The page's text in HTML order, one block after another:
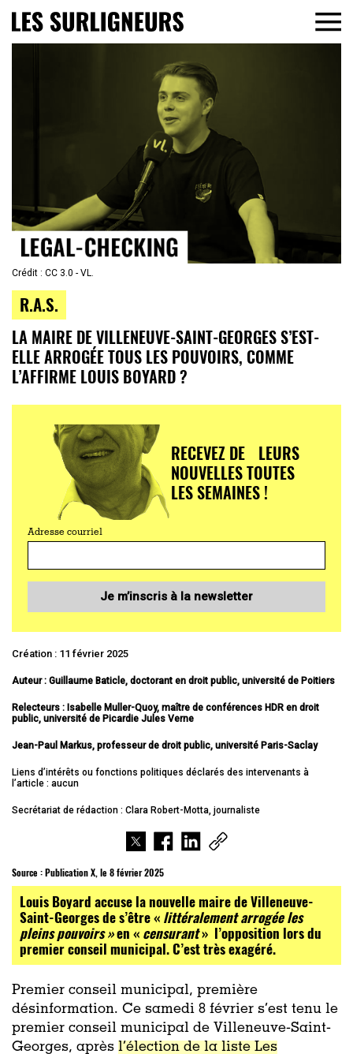
Crédit : CC 3.0 - VL.
R.A.S.
LA MAIRE DE VILLENEUVE-SAINT-GEORGES S’EST-
ELLE ARROGÉE TOUS LES POUVOIRS, COMME
L’AFFIRME LOUIS BOYARD ?
RECEVEZ DE LEURS
NOUVELLES TOUTES
LES SEMAINES !
Adresse courriel
Je m’inscris à la newsletter
Création : 11 février 2025
Auteur : Guillaume Baticle, doctorant en droit public, université de Poitiers
Relecteurs : Isabelle Muller-Quoy, maître de conférences HDR en droit
public, université de Picardie Jules Verne
Jean-Paul Markus, professeur de droit public, université Paris-Saclay
Liens d’intérêts ou fonctions politiques déclarés des intervenants à
l’article : aucun
Secrétariat de rédaction : Clara Robert-Motta, journaliste
Source :Publication X, le 8 février 2025
Louis Boyard accuse la nouvelle maire de Villeneuve-
Saint-Georgesde s’être « littéralement arrogée les
pleins pouvoirs »en « censurant» l’opposition lors du
premier conseil municipal. C’est très exagéré.
Premier conseil municipal, première
désinformation. Ce samedi 8 février s’est tenu le
premier conseil municipal de Villeneuve-Saint-
Georges, après l’élection de la liste Les